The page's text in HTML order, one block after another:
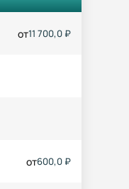
от11 700,0 ₽
от600,0 ₽